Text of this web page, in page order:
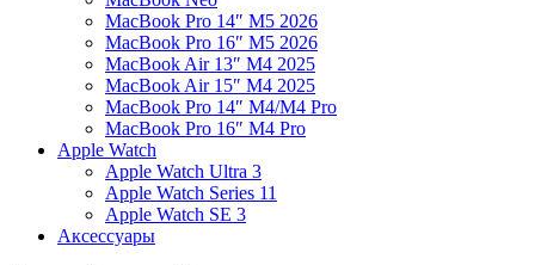
MacBook Pro 14″ M5 2026
MacBook Pro 16″ M5 2026
MacBook Air 13″ M4 2025
MacBook Air 15″ M4 2025
MacBook Pro 14″ M4/M4 Pro
MacBook Pro 16″ M4 Pro
Apple Watch
Apple Watch Ultra 3
Apple Watch Series 11
Apple Watch SE 3
Аксессуары